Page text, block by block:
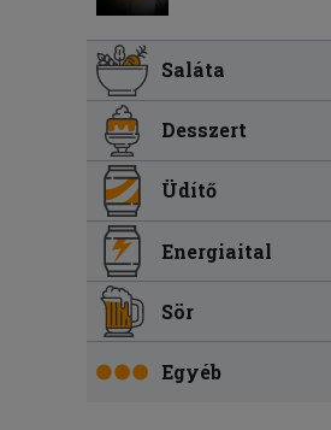
Saláta
Desszert
Üdítő
Energiaital
Sör
Egyéb